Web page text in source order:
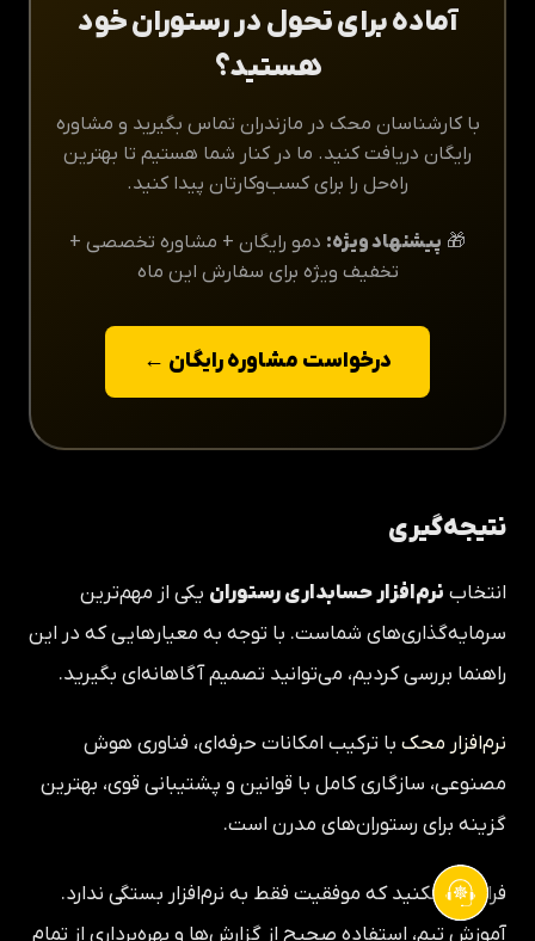
آماده برای تحول در رستوران خود
هستید؟
با کارشناسان محک در مازندران تماس بگیرید و مشاوره
رایگان دریافت کنید. ما در کنار شما هستیم تا بهترین
راه‌حل را برای کسب‌وکارتان پیدا کنید.
🎁 پیشنهاد ویژه: دمو رایگان + مشاوره تخصصی +
تخفیف ویژه برای سفارش این ماه
درخواست مشاوره رایگان ←
نتیجه‌گیری
انتخاب نرم‌افزار حسابداری رستوران یکی از مهم‌ترین
سرمایه‌گذاری‌های شماست. با توجه به معیارهایی که در این
راهنما بررسی کردیم، می‌توانید تصمیم آگاهانه‌ای بگیرید.
نرم‌افزار محک با ترکیب امکانات حرفه‌ای، فناوری هوش
مصنوعی، سازگاری کامل با قوانین و پشتیبانی قوی، بهترین
گزینه برای رستوران‌های مدرن است.
فراموش نکنید که موفقیت فقط به نرم‌افزار بستگی ندارد.
آموزش تیم، استفاده صحیح از گزارش‌ها و بهره‌برداری از تمام